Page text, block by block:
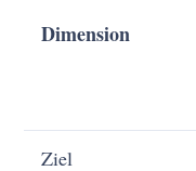
Dimension
Ziel